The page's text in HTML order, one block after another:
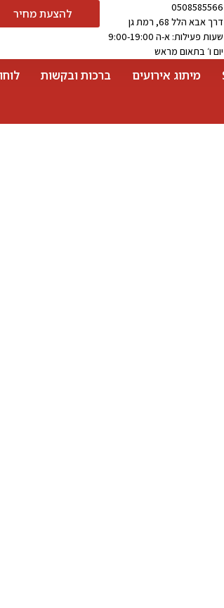
0508585566
דרך אבא הלל 68, רמת גן
שעות פעילות: א-ה 9:00-19:00
יום ו׳ בתאום מראש
להצעת מחיר
מיתוג אירועים ברכות ובקשות